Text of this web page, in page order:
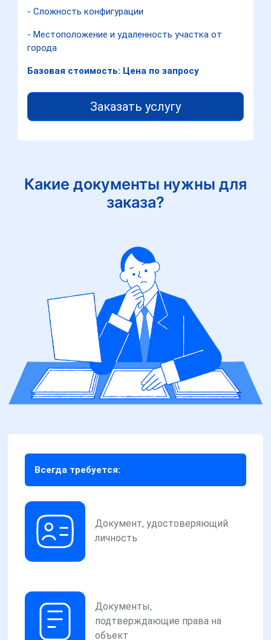
- Сложность конфигурации
- Местоположение и удаленность участка от
города
Базовая стоимость: Цена по запросу
Заказать услугу
Какие документы нужны для
заказа?
Всегда требуется:
Документ, удостоверяющий
личность
Документы,
подтверждающие права на
объект